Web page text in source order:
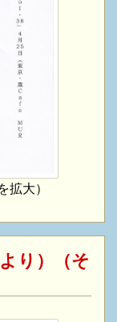
拡大）
り）（そ